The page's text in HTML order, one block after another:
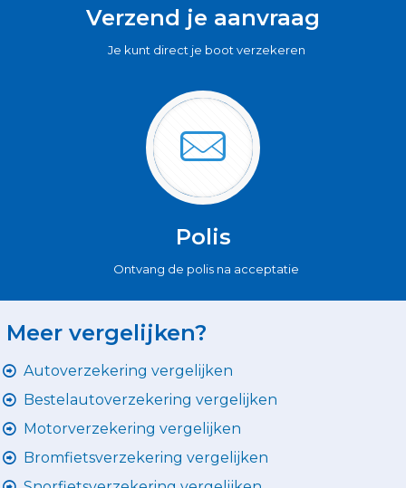
Verzend je aanvraag
Je kunt direct je boot verzekeren
Polis
Ontvang de polis na acceptatie
Meer vergelijken?
Autoverzekering vergelijken
Bestelautoverzekering vergelijken
Motorverzekering vergelijken
Bromfietsverzekering vergelijken